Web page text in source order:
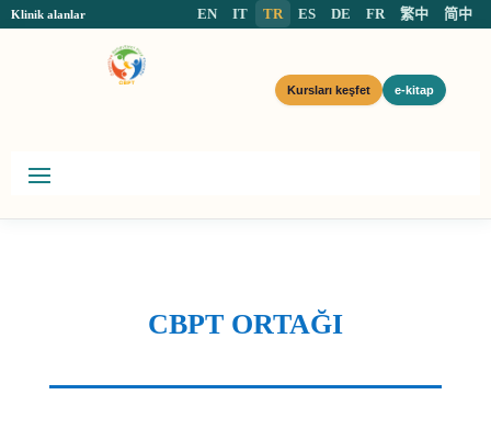
Klinik alanlar EN IT TR ES DE FR 繁中 简中
Kursları keşfet e-kitap
CBPT ORTAĞI